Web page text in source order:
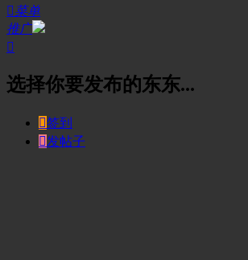
菜单
推广

选择你要发布的东东...
签到
发帖子